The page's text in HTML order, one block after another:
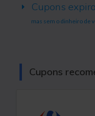
Cupons
mas sem o dinheiro de
Cupons